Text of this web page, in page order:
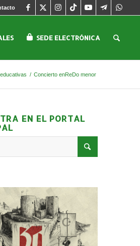
SEDE ELECTRÓNICA
/ Concierto enReDo menor
EN EL PORTAL